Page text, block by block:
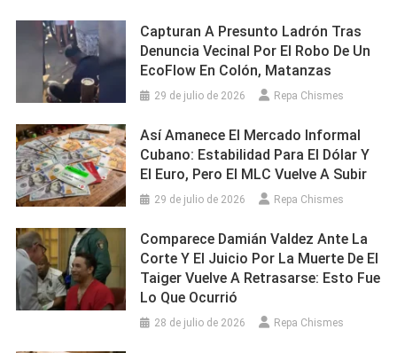
Capturan A Presunto Ladrón Tras
Denuncia Vecinal Por El Robo De Un
EcoFlow En Colón, Matanzas
29 de julio de 2026 Repa Chismes
Así Amanece El Mercado Informal
Cubano: Estabilidad Para El Dólar Y
El Euro, Pero El MLC Vuelve A Subir
29 de julio de 2026 Repa Chismes
Comparece Damián Valdez Ante La
Corte Y El Juicio Por La Muerte De El
Taiger Vuelve A Retrasarse: Esto Fue
Lo Que Ocurrió
28 de julio de 2026 Repa Chismes